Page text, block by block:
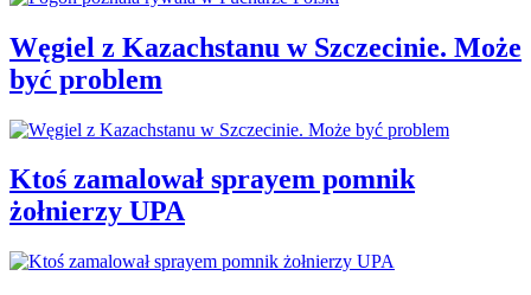
Węgiel z Kazachstanu w Szczecinie. Może
być problem
Ktoś zamalował sprayem pomnik
żołnierzy UPA